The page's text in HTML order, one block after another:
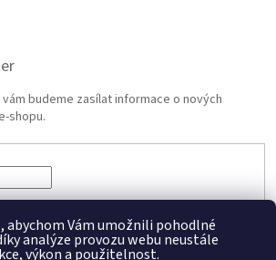
abychom Vám umožnili pohodlné
analýze provozu webu neustále
výkon a použitelnost.
budeme zasílat informace o nových
shopu.